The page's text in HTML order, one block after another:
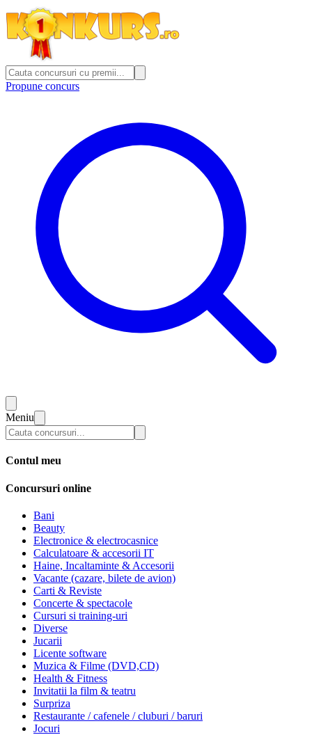
Propune concurs
Meniu
Contul meu
Concursuri online
Bani
Beauty
Electronice & electrocasnice
Calculatoare & accesorii IT
Haine, Incaltaminte & Accesorii
Vacante (cazare, bilete de avion)
Carti & Reviste
Concerte & spectacole
Cursuri si training-uri
Diverse
Jucarii
Licente software
Muzica & Filme (DVD,CD)
Health & Fitness
Invitatii la film & teatru
Surpriza
Restaurante / cafenele / cluburi / baruri
Jocuri